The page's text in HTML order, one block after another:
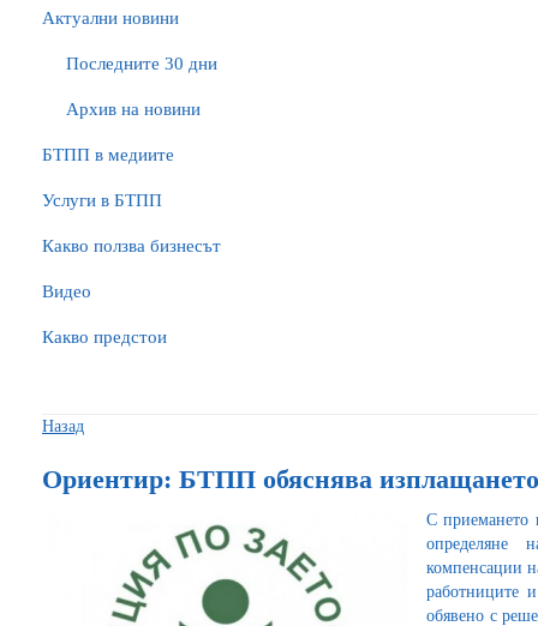
Актуални новини
Последните 30 дни
Архив на новини
БTПП в медиите
Услуги в БТПП
Какво ползва бизнесът
Видео
Какво предстои
Назад
Ориентир: БТПП обяснява
С приемането
определяне
компенсации
работниците
обявено с